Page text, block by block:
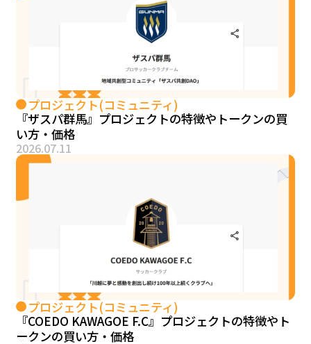
プロジェクト(コミュニティ)
『ザスパ群馬』プロジェクトの特徴やトークンの買
い方・価格
2026.07.11
プロジェクト(コミュニティ)
『COEDO KAWAGOE F.C』プロジェクトの特徴やト
ークンの買い方・価格